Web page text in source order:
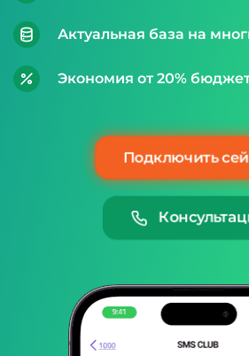
Актуальная база на
Экономия от 20%
Подключить